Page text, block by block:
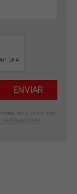
você está
de Privacidade